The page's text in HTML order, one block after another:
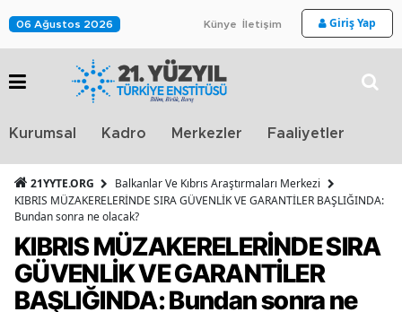
06 Ağustos 2026 Künye İletişim Giriş Yap
Kurumsal Kadro Merkezler Faaliyetler
21YYTE.ORG
Balkanlar Ve Kıbrıs Araştırmaları Merkezi
KIBRIS MÜZAKERELERİNDE SIRA GÜVENLİK VE GARANTİLER BAŞLIĞINDA:
Bundan sonra ne olacak?
KIBRIS MÜZAKERELERİNDE SIRA
GÜVENLİK VE GARANTİLER
BAŞLIĞINDA: Bundan sonra ne